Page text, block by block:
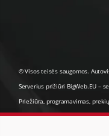
© Visos teisės saugomos.
Serverius prižiūri BigWeb.EU –
Priežiūra, programavimas,